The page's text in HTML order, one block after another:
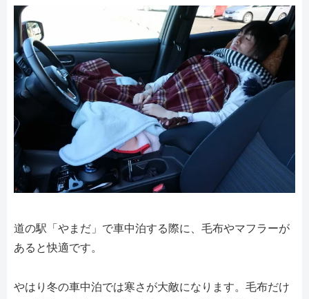
道の駅「やまだ」で車中泊する際に、毛布やマフラーが
あると快適です。
やはり冬の車中泊では寒さが大敵になります。毛布だけ